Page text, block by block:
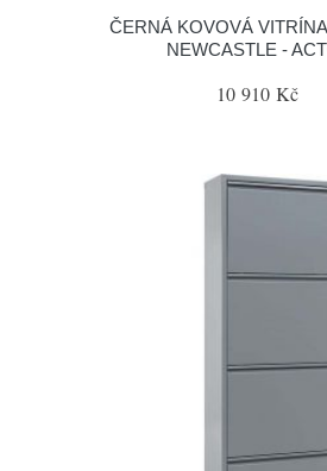
ČERNÁ KOVOVÁ
NEWCASTLE -
10 910 Kč